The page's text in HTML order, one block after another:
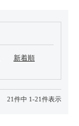
新着順
21件中 1-21件表示